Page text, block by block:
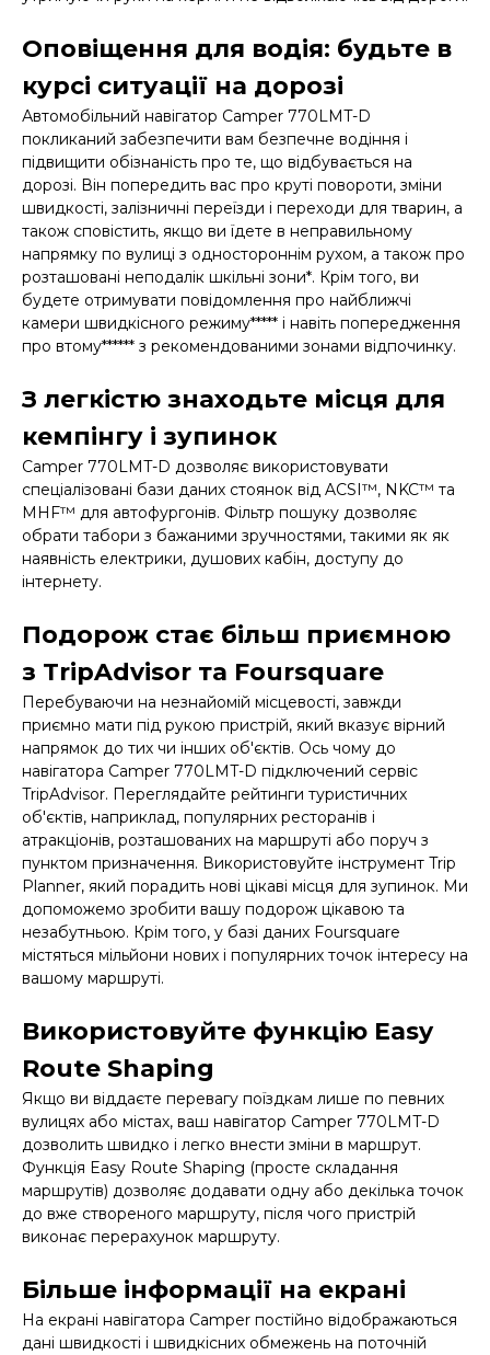
Оповіщення для водія: будьте в
курсі ситуації на дорозі
Автомобільний навігатор Camper 770LMT-D
покликаний забезпечити вам безпечне водіння і
підвищити обізнаність про те, що відбувається на
дорозі. Він попередить вас про круті повороти, зміни
швидкості, залізничні переїзди і переходи для тварин, а
також сповістить, якщо ви їдете в неправильному
напрямку по вулиці з одностороннім рухом, а також про
розташовані неподалік шкільні зони*. Крім того, ви
будете отримувати повідомлення про найближчі
камери швидкісного режиму***** і навіть попередження
про втому****** з рекомендованими зонами відпочинку.
З легкістю знаходьте місця для
кемпінгу і зупинок
Camper 770LMT-D дозволяє використовувати
спеціалізовані бази даних стоянок від ACSI™, NKC™ та
MHF™ для автофургонів. Фільтр пошуку дозволяє
обрати табори з бажаними зручностями, такими як як
наявність електрики, душових кабін, доступу до
інтернету.
Подорож стає більш приємною
з TripAdvisor та Foursquare
Перебуваючи на незнайомій місцевості, завжди
приємно мати під рукою пристрій, який вказує вірний
напрямок до тих чи інших об'єктів. Ось чому до
навігатора Camper 770LMT-D підключений сервіс
TripAdvisor. Переглядайте рейтинги туристичних
об'єктів, наприклад, популярних ресторанів і
атракціонів, розташованих на маршруті або поруч з
пунктом призначення. Використовуйте інструмент Trip
Planner, який порадить нові цікаві місця для зупинок. Ми
допоможемо зробити вашу подорож цікавою та
незабутньою. Крім того, у базі даних Foursquare
містяться мільйони нових і популярних точок інтересу на
вашому маршруті.
Використовуйте функцію Easy
Route Shaping
Якщо ви віддаєте перевагу поїздкам лише по певних
вулицях або містах, ваш навігатор Camper 770LMT-D
дозволить швидко і легко внести зміни в маршрут.
Функція Easy Route Shaping (просте складання
маршрутів) дозволяє додавати одну або декілька точок
до вже створеного маршруту, після чого пристрій
виконає перерахунок маршруту.
Більше інформації на екрані
На екрані навігатора Camper постійно відображаються
дані швидкості і швидкісних обмежень на поточній